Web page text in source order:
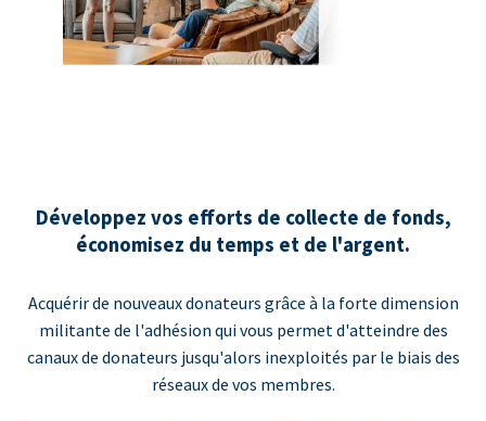
Développez vos efforts de collecte de fonds,
économisez du temps et de l'argent.
Acquérir de nouveaux donateurs grâce à la forte dimension
militante de l'adhésion qui vous permet d'atteindre des
canaux de donateurs jusqu'alors inexploités par le biais des
réseaux de vos membres.